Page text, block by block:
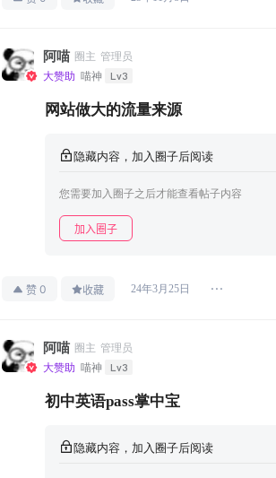
阿喵 圈主 管理员
大赞助 喵神 Lv3
网站做大的流量来源
隐藏内容，加入圈子后阅读
您需要加入圈子之后才能查看帖子内容
加入圈子
赞 0 收藏 24年3月25日
阿喵 圈主 管理员
大赞助 喵神 Lv3
初中英语pass掌中宝
隐藏内容，加入圈子后阅读